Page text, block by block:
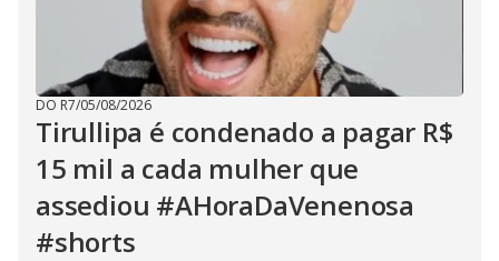
DO R7/05/08/2026
Tirullipa é condenado a pagar R$
15 mil a cada mulher que
assediou #AHoraDaVenenosa
#shorts